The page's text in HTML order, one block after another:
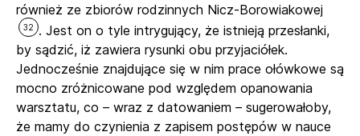
również ze zbiorów rodzinnych Nicz-Borowiakowej
32
. Jest on o tyle intrygujący, że istnieją przesłanki,
by sądzić, iż zawiera rysunki obu przyjaciółek.
Jednocześnie znajdujące się w nim prace ołówkowe są
mocno zróżnicowane pod względem opanowania
warsztatu, co – wraz z datowaniem – sugerowałoby,
że mamy do czynienia z zapisem postępów w nauce